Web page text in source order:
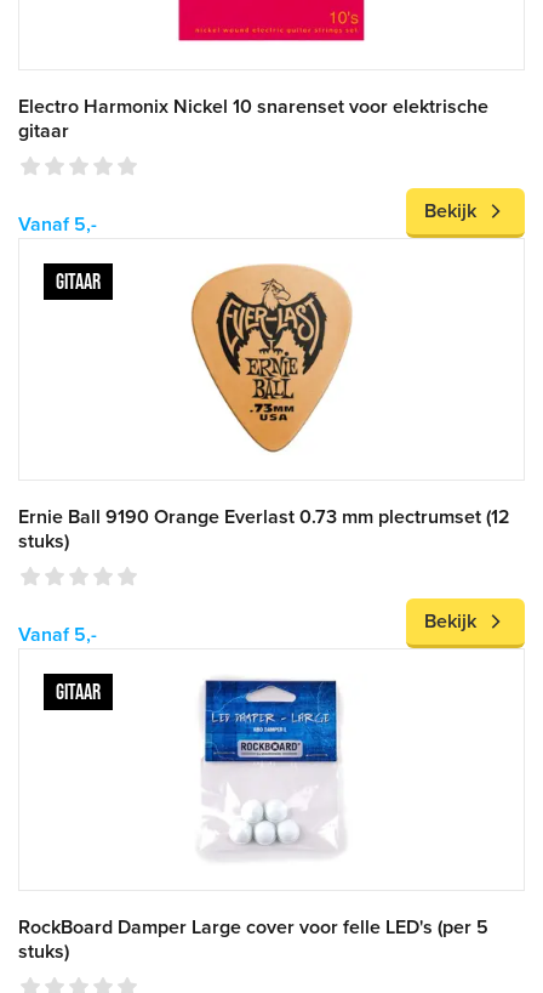
Electro Harmonix Nickel 10 snarenset voor elektrische
gitaar
Vanaf 5,-
Bekijk
GITAAR
Ernie Ball 9190 Orange Everlast 0.73 mm plectrumset (12
stuks)
Vanaf 5,-
Bekijk
GITAAR
RockBoard Damper Large cover voor felle LED's (per 5
stuks)